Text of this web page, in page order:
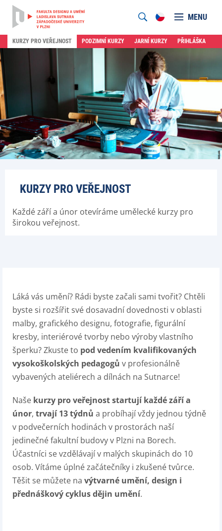
MENU
KURZY PRO VEŘEJNOST PODZIMNÍ KURZY JARNÍ KURZY PŘIHLÁŠKA
KURZY PRO VEŘEJNOST
Každé září a únor otevíráme umělecké kurzy pro
širokou veřejnost.
Láká vás umění? Rádi byste začali sami tvořit? Chtěli
byste si rozšířit své dosavadní dovednosti v oblasti
malby, grafického designu, fotografie, figurální
kresby, interiérové tvorby nebo výroby vlastního
šperku? Zkuste to pod vedením kvalifikovaných
vysokoškolských pedagogů v profesionálně
vybavených ateliérech a dílnách na Sutnarce!
Naše kurzy pro veřejnost startují každé září a
únor, trvají 13 týdnů a probíhají vždy jednou týdně
v podvečerních hodinách v prostorách naší
jedinečné fakultní budovy v Plzni na Borech.
Účastníci se vzdělávají v malých skupinách do 10
osob. Vítáme úplné začátečníky i zkušené tvůrce.
Těšit se můžete na výtvarné umění, design i
přednáškový cyklus dějin umění.